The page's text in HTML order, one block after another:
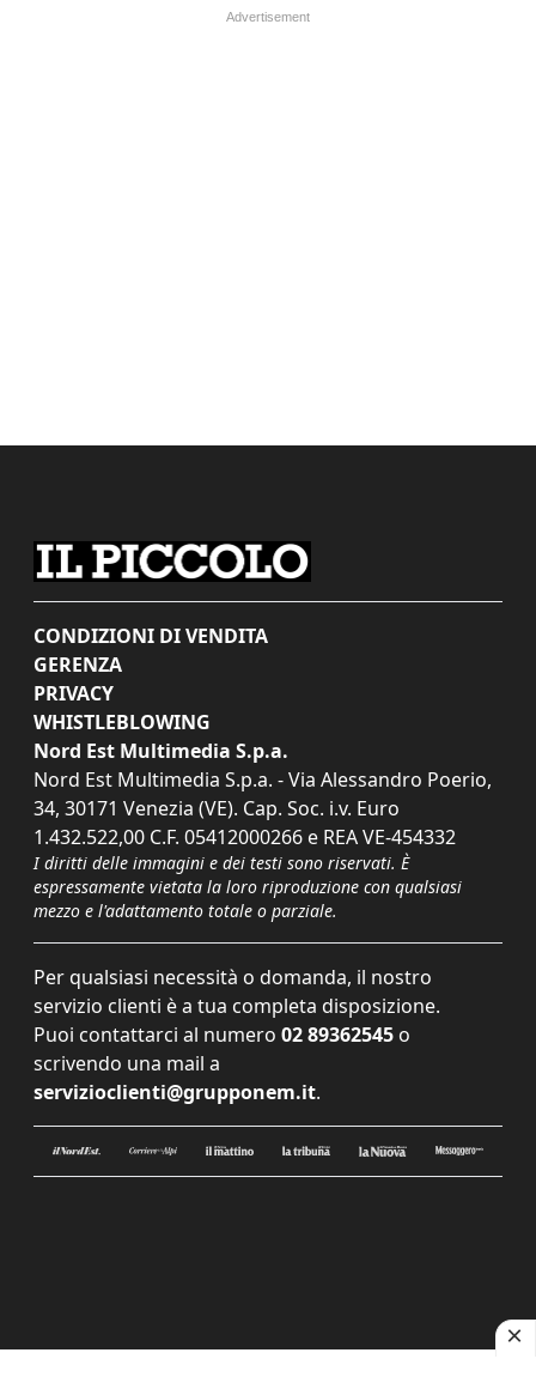
CONDIZIONI DI VENDITA
GERENZA
PRIVACY
WHISTLEBLOWING
Nord Est Multimedia S.p.a.
Nord Est Multimedia S.p.a. - Via Alessandro Poerio,
34, 30171 Venezia (VE). Cap. Soc. i.v. Euro
1.432.522,00 C.F. 05412000266 e REA VE-454332
I diritti delle immagini e dei testi sono riservati. È
espressamente vietata la loro riproduzione con qualsiasi
mezzo e l'adattamento totale o parziale.
Per qualsiasi necessità o domanda, il nostro
servizio clienti è a tua completa disposizione.
Puoi contattarci al numero 02 89362545 o
scrivendo una mail a
servizioclienti@grupponem.it.